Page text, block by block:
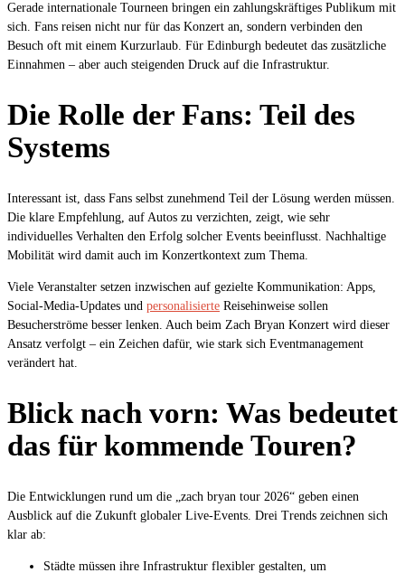
Gerade internationale Tourneen bringen ein zahlungskräftiges Publikum mit
sich. Fans reisen nicht nur für das Konzert an, sondern verbinden den
Besuch oft mit einem Kurzurlaub. Für Edinburgh bedeutet das zusätzliche
Einnahmen – aber auch steigenden Druck auf die Infrastruktur.
Die Rolle der Fans: Teil des
Systems
Interessant ist, dass Fans selbst zunehmend Teil der Lösung werden müssen.
Die klare Empfehlung, auf Autos zu verzichten, zeigt, wie sehr
individuelles Verhalten den Erfolg solcher Events beeinflusst. Nachhaltige
Mobilität wird damit auch im Konzertkontext zum Thema.
Viele Veranstalter setzen inzwischen auf gezielte Kommunikation: Apps,
Social-Media-Updates und personalisierte Reisehinweise sollen
Besucherströme besser lenken. Auch beim Zach Bryan Konzert wird dieser
Ansatz verfolgt – ein Zeichen dafür, wie stark sich Eventmanagement
verändert hat.
Blick nach vorn: Was bedeutet
das für kommende Touren?
Die Entwicklungen rund um die „zach bryan tour 2026“ geben einen
Ausblick auf die Zukunft globaler Live-Events. Drei Trends zeichnen sich
klar ab:
Städte müssen ihre Infrastruktur flexibler gestalten, um